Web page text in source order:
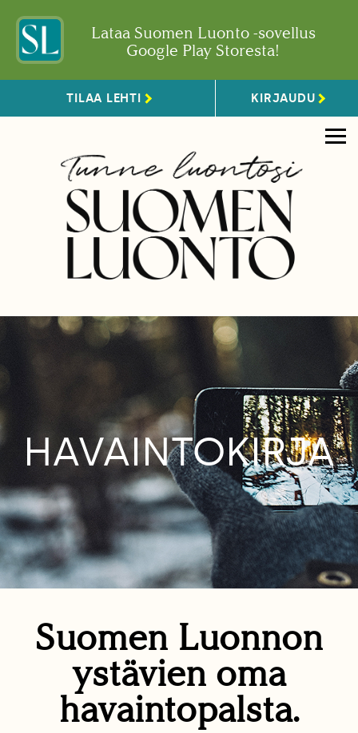
Lataa Suomen Luonto -sovellus
Google Play Storesta!
TILAA LEHTI KIRJAUDU
HAVAINTOKIRJA
Suomen Luonnon
ystävien oma
havaintopalsta.